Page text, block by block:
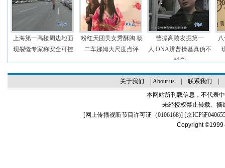
上海第一高楼周边地面
现裂缝专家称安全可控
粉红天团美女秀酥胸 杨
二车娜姆大尺度点评
曹操高陵发掘第一
人:DNA辨曹操墓真伪不
科学
关于我们 About us| 联系我们
本网站所刊载信息，不代表
未经授权禁止转载、摘
[网上传播视听节目许可证（0106168)] [京ICP证
Copyright